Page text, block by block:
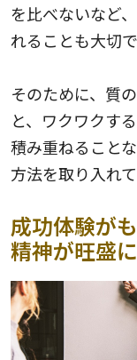
を比べないなど
れることも大切で
そのために、質
と、ワクワクす
積み重ねること
方法を取り入れ
成功体験が
精神が旺盛